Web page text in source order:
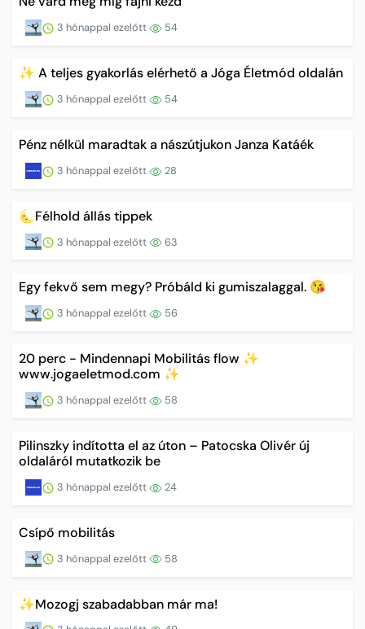
3 hónappal ezelőtt 54
✨ A teljes gyakorlás elérhető a Jóga Életmód oldalán
3 hónappal ezelőtt 54
Pénz nélkül maradtak a nászútjukon Janza Katáék
3 hónappal ezelőtt 28
🌜Félhold állás tippek
3 hónappal ezelőtt 63
Egy fekvő sem megy? Próbáld ki gumiszalaggal. 😘
3 hónappal ezelőtt 56
20 perc - Mindennapi Mobilitás flow ✨
www.jogaeletmod.com ✨
3 hónappal ezelőtt 58
Pilinszky indította el az úton – Patocska Olivér új
oldaláról mutatkozik be
3 hónappal ezelőtt 24
Csípő mobilitás
3 hónappal ezelőtt 58
✨Mozogj szabadabban már ma!